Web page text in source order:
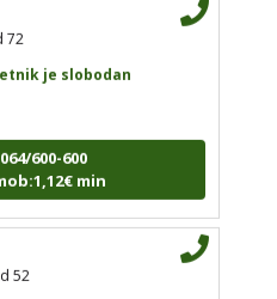
min
72
je slobodan
600-600
je slobodan
min
je slobodan